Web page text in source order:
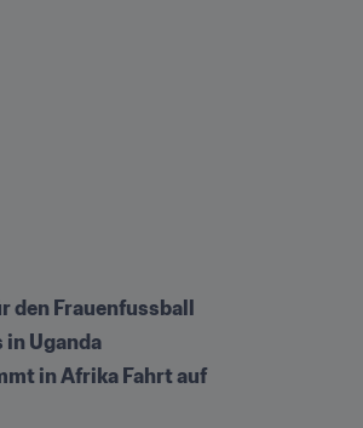
den Frauenfussball
in Uganda
in Afrika Fahrt auf